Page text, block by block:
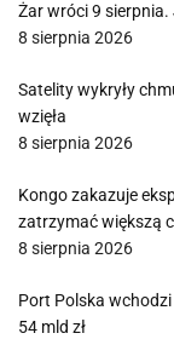
Żar wróci 9 sierpnia.
8 sierpnia 2026
Satelity wykryły
wzięła
8 sierpnia 2026
Kongo zakazuje
zatrzymać większą
8 sierpnia 2026
Port Polska
54 mld zł